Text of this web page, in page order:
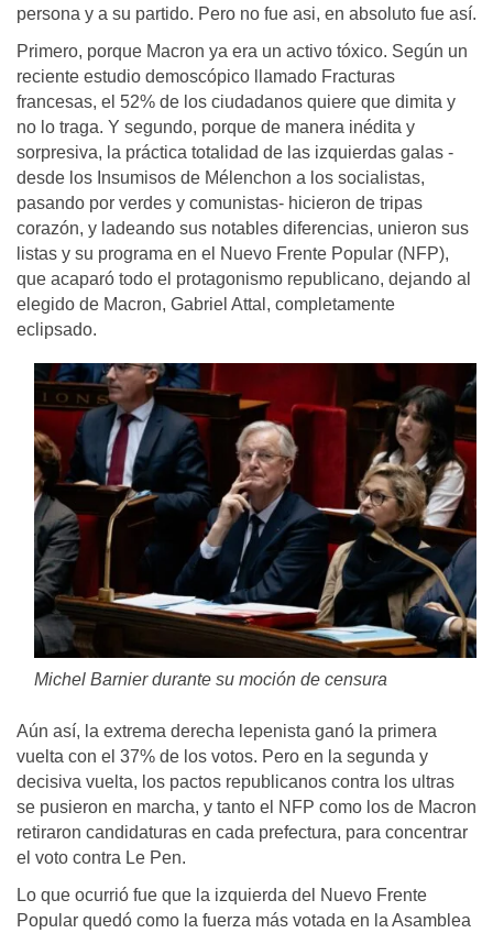
persona y a su partido. Pero no fue asi, en absoluto fue así.
Primero, porque Macron ya era un activo tóxico. Según un
reciente estudio demoscópico llamado Fracturas
francesas, el 52% de los ciudadanos quiere que dimita y
no lo traga. Y segundo, porque de manera inédita y
sorpresiva, la práctica totalidad de las izquierdas galas -
desde los Insumisos de Mélenchon a los socialistas,
pasando por verdes y comunistas- hicieron de tripas
corazón, y ladeando sus notables diferencias, unieron sus
listas y su programa en el Nuevo Frente Popular (NFP),
que acaparó todo el protagonismo republicano, dejando al
elegido de Macron, Gabriel Attal, completamente
eclipsado.
Michel Barnier durante su moción de censura
Aún así, la extrema derecha lepenista ganó la primera
vuelta con el 37% de los votos. Pero en la segunda y
decisiva vuelta, los pactos republicanos contra los ultras
se pusieron en marcha, y tanto el NFP como los de Macron
retiraron candidaturas en cada prefectura, para concentrar
el voto contra Le Pen.
Lo que ocurrió fue que la izquierda del Nuevo Frente
Popular quedó como la fuerza más votada en la Asamblea